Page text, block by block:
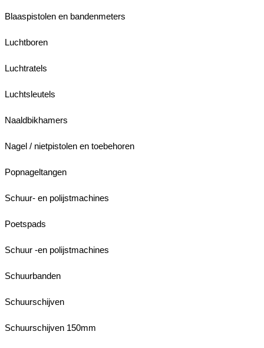
Blaaspistolen en bandenmeters
Luchtboren
Luchtratels
Luchtsleutels
Naaldbikhamers
Nagel / nietpistolen en toebehoren
Popnageltangen
Schuur- en polijstmachines
Poetspads
Schuur -en polijstmachines
Schuurbanden
Schuurschijven
Schuurschijven 150mm